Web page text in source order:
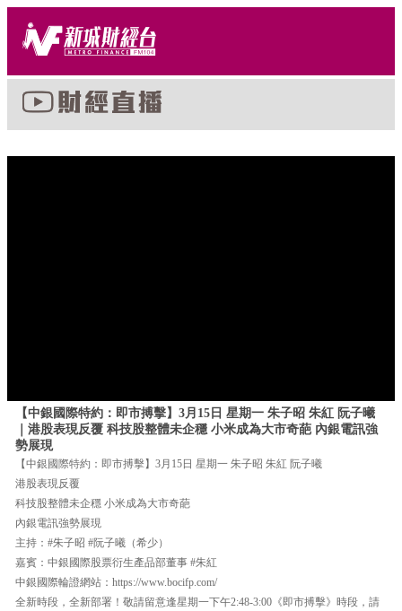
【中銀國際特約：即市搏擊】3月15日 星期一 朱子昭 朱紅 阮子曦
｜港股表現反覆 科技股整體未企穩 小米成為大市奇葩 內銀電訊強
勢展現
【中銀國際特約：即市搏擊】3月15日 星期一 朱子昭 朱紅 阮子曦
港股表現反覆
科技股整體未企穩 小米成為大市奇葩
內銀電訊強勢展現
主持：#朱子昭 #阮子曦（希少）
嘉賓：中銀國際股票衍生產品部董事 #朱紅
中銀國際輪證網站：https://www.bocifp.com/
全新時段，全新部署！敬請留意逢星期一下午2:48-3:00《即市搏擊》時段，請